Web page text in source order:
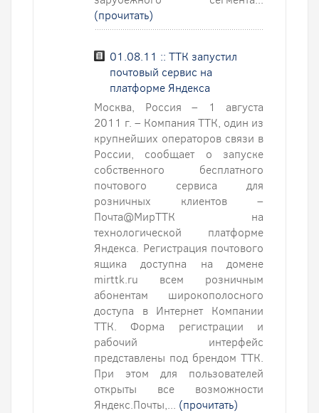
(прочитать)
01.08.11 :: ТТК запустил
почтовый сервис на
платформе Яндекса
Москва, Россия – 1 августа
2011 г. – Компания ТТК, один из
крупнейших операторов связи в
России, сообщает о запуске
собственного бесплатного
почтового сервиса для
розничных клиентов –
Почта@МирТТК на
технологической платформе
Яндекса. Регистрация почтового
ящика доступна на домене
mirttk.ru всем розничным
абонентам широкополосного
доступа в Интернет Компании
ТТК. Форма регистрации и
рабочий интерфейс
представлены под брендом ТТК.
При этом для пользователей
открыты все возможности
Яндекс.Почты,... (прочитать)